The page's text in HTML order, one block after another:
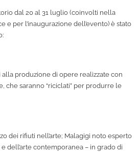
dal 20 al 31 luglio (coinvolti nella
per l’inaugurazione dell’evento) è stato
alla produzione di opere realizzate con
che saranno “riciclati” per produrre le
dei rifiuti nell’arte; Malagigi noto esperto
dell’arte contemporanea – in grado di